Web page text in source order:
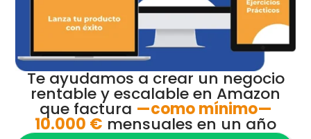
Te ayudamos a crear un negocio
rentable y escalable en Amazon
que factura —como mínimo—
10.000 € mensuales en un año